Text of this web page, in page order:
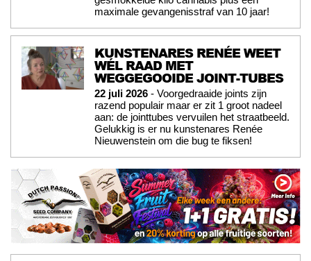
maximale gevangenisstraf van 10 jaar!
KUNSTENARES RENÉE WEET
WÉL RAAD MET
WEGGEGOOIDE JOINT-TUBES
22 juli 2026 - Voorgedraaide joints zijn
razend populair maar er zit 1 groot nadeel
aan: de jointtubes vervuilen het straatbeeld.
Gelukkig is er nu kunstenares Renée
Nieuwenstein om die bug te fiksen!